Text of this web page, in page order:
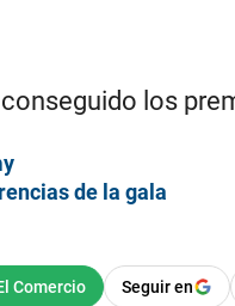
los
de la gala
Seguir en